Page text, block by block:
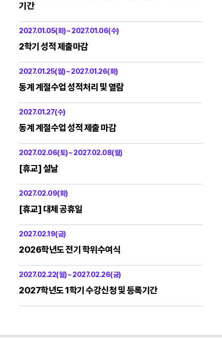
기간
2027.01.05(화) ~ 2027.01.06(수)
2학기 성적 제출마감
2027.01.25(월) ~ 2027.01.26(화)
동계 계절수업 성적처리 및 열람
2027.01.27(수)
동계 계절수업 성적 제출 마감
2027.02.06(토) ~ 2027.02.08(월)
[휴교] 설날
2027.02.09(화)
[휴교] 대체 공휴일
2027.02.19(금)
2026학년도 전기 학위수여식
2027.02.22(월) ~ 2027.02.26(금)
2027학년도 1학기 수강신청 및 등록기간